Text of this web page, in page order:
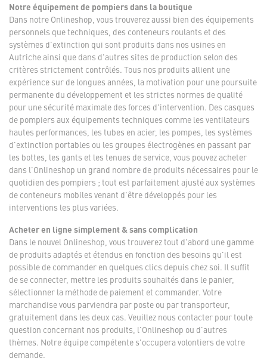
Notre équipement de pompiers dans la boutique
Dans notre Onlineshop, vous trouverez aussi bien des équipements
personnels que techniques, des conteneurs roulants et des
systèmes d'extinction qui sont produits dans nos usines en
Autriche ainsi que dans d'autres sites de production selon des
critères strictement contrôlés. Tous nos produits allient une
expérience sur de longues années, la motivation pour une poursuite
permanente du développement et les strictes normes de qualité
pour une sécurité maximale des forces d'intervention. Des casques
de pompiers aux équipements techniques comme les ventilateurs
hautes performances, les tubes en acier, les pompes, les systèmes
d'extinction portables ou les groupes électrogènes en passant par
les bottes, les gants et les tenues de service, vous pouvez acheter
dans l'Onlineshop un grand nombre de produits nécessaires pour le
quotidien des pompiers ; tout est parfaitement ajusté aux systèmes
de conteneurs mobiles venant d'être développés pour les
interventions les plus variées.
Acheter en ligne simplement & sans complication
Dans le nouvel Onlineshop, vous trouverez tout d'abord une gamme
de produits adaptés et étendus en fonction des besoins qu'il est
possible de commander en quelques clics depuis chez soi. Il suffit
de se connecter, mettre les produits souhaités dans le panier,
sélectionner la méthode de paiement et commander. Votre
marchandise vous parviendra par poste ou par transporteur,
gratuitement dans les deux cas. Veuillez nous contacter pour toute
question concernant nos produits, l'Onlineshop ou d'autres
thèmes. Notre équipe compétente s'occupera volontiers de votre
demande.